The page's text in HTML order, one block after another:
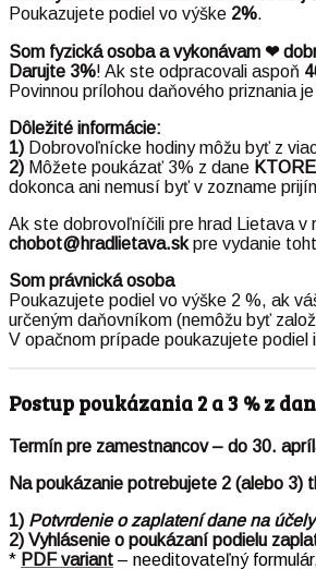
Poukazujete podiel vo výške 2%.
Som fyzická osoba a vykonávam ❤︎
Darujte 3%! Ak ste odpracovali aspoň
Povinnou prílohou daňového priznania
Dôležité informácie:
1) Dobrovoľnícke hodiny môžu byť z
2) Môžete poukázať 3% z dane
dokonca ani nemusí byť v zozname
Ak ste dobrovoľníčili pre hrad Lietava v
chobot@hradlietava.skpre vydanie
Som právnická osoba
Poukazujete podiel vo výške 2 %, ak
určeným daňovníkom (nemôžu byť
V opačnom prípade poukazujete podiel
Postup poukázania 2 a 3 % z
Termín pre zamestnancov – do 30.
Na poukázanie potrebujete 2 (alebo 3)
1) Potvrdenie o zaplatení dane na
2) Vyhlásenie o poukázaní podielu
* PDF variant – needitovateľný